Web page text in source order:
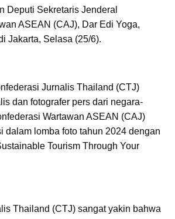
Deputi Sekretaris Jenderal
ASEAN (CAJ), Dar Edi Yoga,
Jakarta, Selasa (25/6).
Jurnalis Thailand (CTJ)
dan fotografer pers dari negara-
Wartawan ASEAN (CAJ)
dalam lomba foto tahun 2024 dengan
Tourism Through Your
Thailand (CTJ) sangat yakin bahwa